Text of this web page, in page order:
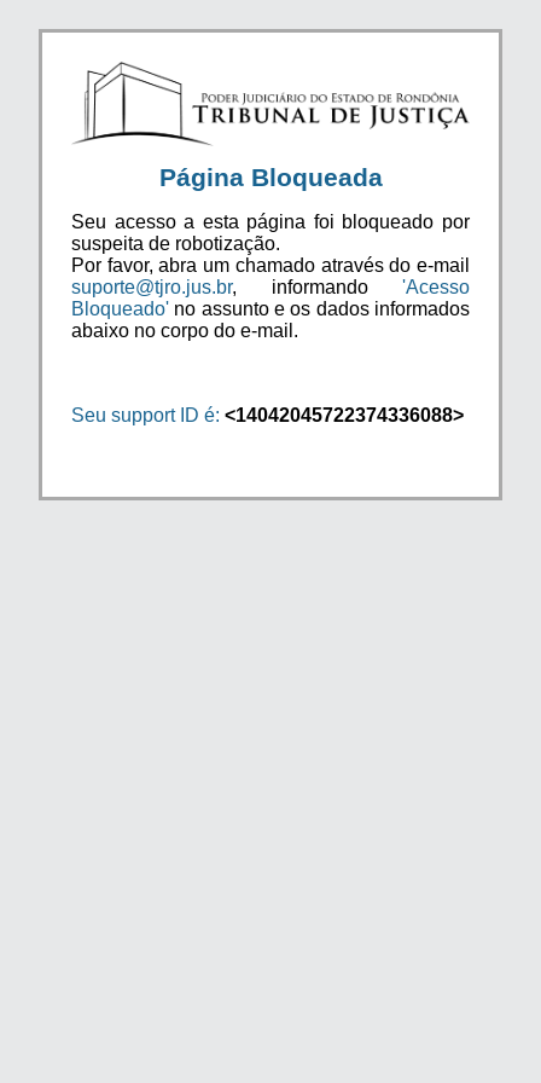
Página Bloqueada
Seu acesso a esta página foi bloqueado por
suspeita de robotização.
Por favor, abra um chamado através do e-mail
suporte@tjro.jus.br, informando 'Acesso
Bloqueado' no assunto e os dados informados
abaixo no corpo do e-mail.
Seu support ID é: <14042045722374336088>